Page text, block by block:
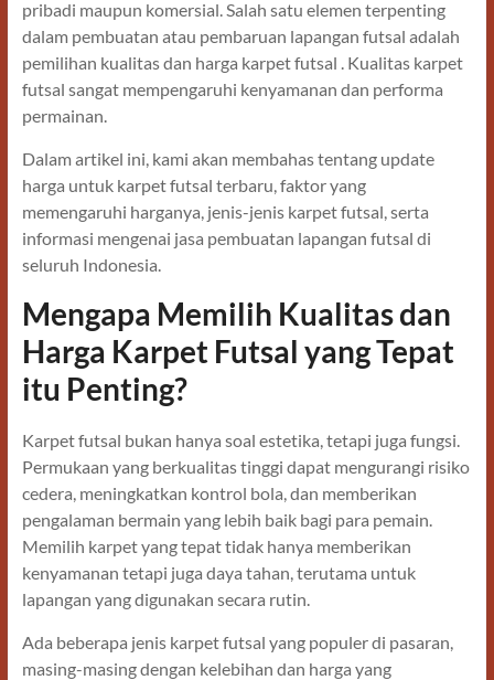
pribadi maupun komersial. Salah satu elemen terpenting
dalam pembuatan atau pembaruan lapangan futsal adalah
pemilihan kualitas dan harga karpet futsal . Kualitas karpet
futsal sangat mempengaruhi kenyamanan dan performa
permainan.
Dalam artikel ini, kami akan membahas tentang update
harga untuk karpet futsal terbaru, faktor yang
memengaruhi harganya, jenis-jenis karpet futsal, serta
informasi mengenai jasa pembuatan lapangan futsal di
seluruh Indonesia.
Mengapa Memilih Kualitas dan
Harga Karpet Futsal yang Tepat
itu Penting?
Karpet futsal bukan hanya soal estetika, tetapi juga fungsi.
Permukaan yang berkualitas tinggi dapat mengurangi risiko
cedera, meningkatkan kontrol bola, dan memberikan
pengalaman bermain yang lebih baik bagi para pemain.
Memilih karpet yang tepat tidak hanya memberikan
kenyamanan tetapi juga daya tahan, terutama untuk
lapangan yang digunakan secara rutin.
Ada beberapa jenis karpet futsal yang populer di pasaran,
masing-masing dengan kelebihan dan harga yang